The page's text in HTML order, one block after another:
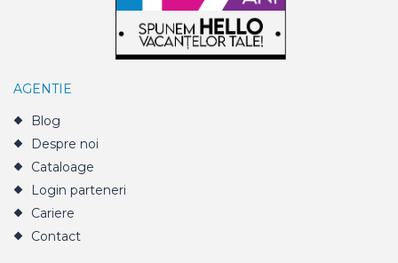
AGENTIE
Blog
Despre noi
Cataloage
Login parteneri
Cariere
Contact